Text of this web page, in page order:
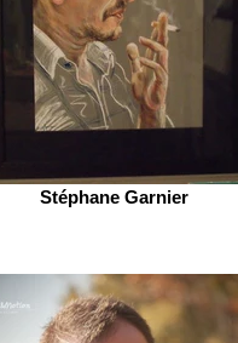
Stéphane Garnier